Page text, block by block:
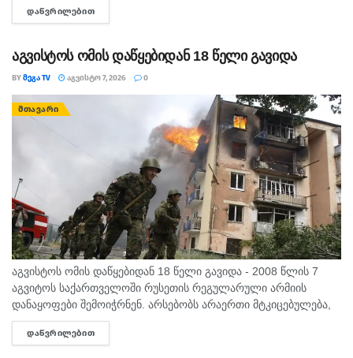
გვაპოვნინო..." - 6...
ᲓᲐᲬᲕᲠᲘᲚᲔᲑᲘᲗ
აგვისტოს ომის დაწყებიდან 18 წელი გავიდა
BYᲛᲔᲒᲐ TV ᲐᲒᲕᲘᲡᲢᲝ 7, 2026 0
ᲛᲗᲐᲕᲐᲠᲘ
აგვისტოს ომის დაწყებიდან 18 წელი გავიდა - 2008 წლის 7
აგვიტოს საქართველოში რუსეთის რეგულარული არმიის
დანაყოფები შემოიჭრნენ. არსებობს არაერთი მტკიცებულება,
რომლითაც დადასტურდა, რომ რუსეთის ჯარმა საქართველოს
სახელმწიფო საზღვარი სწორედ 7...
ᲓᲐᲬᲕᲠᲘᲚᲔᲑᲘᲗ